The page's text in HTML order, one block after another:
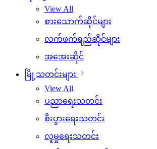
View All
စားသောက်ဆိုင်များ
လက်ဖက်ရည်ဆိုင်များ
အအေးဆိုင်
မြို့သတင်းများ
View All
ပညာရေးသတင်း
စီးပွားရေးသတင်း
လူမှုရေးသတင်း